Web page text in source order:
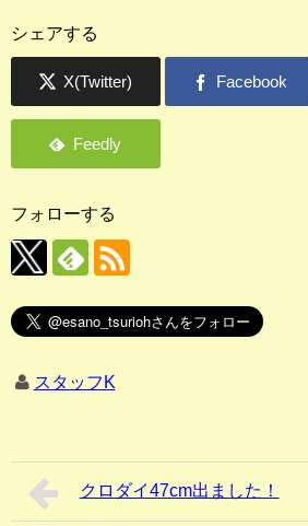
シェアする
フォローする
スタッフK
クロダイ47cm出ました！